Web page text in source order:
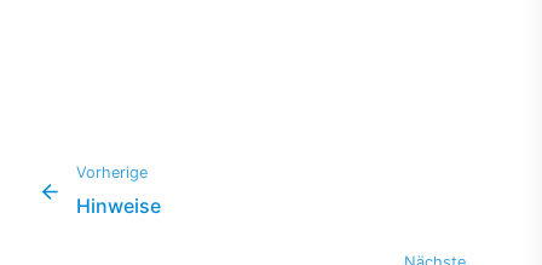
Vorherige
Hinweise